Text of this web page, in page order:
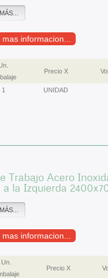
informacion...
Precio X
1 UNIDAD
Trabajo Acero
la Izquierda
informacion...
Un.
Precio X